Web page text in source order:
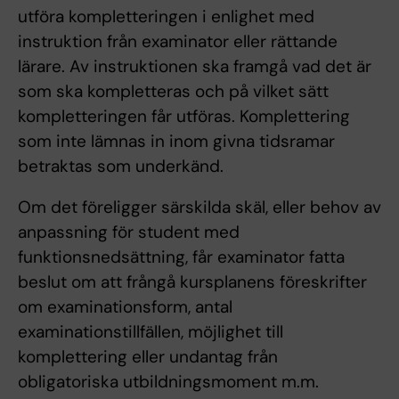
utföra kompletteringen i enlighet med
instruktion från examinator eller rättande
lärare. Av instruktionen ska framgå vad det är
som ska kompletteras och på vilket sätt
kompletteringen får utföras. Komplettering
som inte lämnas in inom givna tidsramar
betraktas som underkänd.
Om det föreligger särskilda skäl, eller behov av
anpassning för student med
funktionsnedsättning, får examinator fatta
beslut om att frångå kursplanens föreskrifter
om examinationsform, antal
examinationstillfällen, möjlighet till
komplettering eller undantag från
obligatoriska utbildningsmoment m.m.